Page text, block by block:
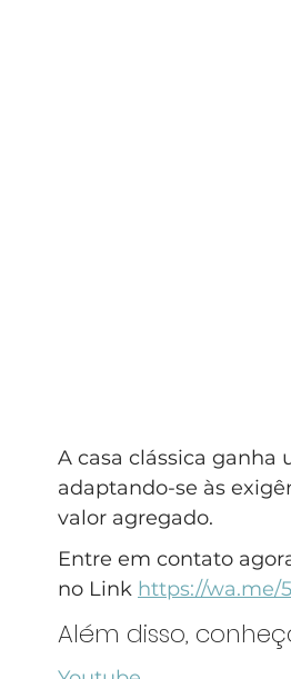
A casa clássica
adaptando-se às
valor agregado.
Entre em contato
no Link https://wa.me/
Além disso,